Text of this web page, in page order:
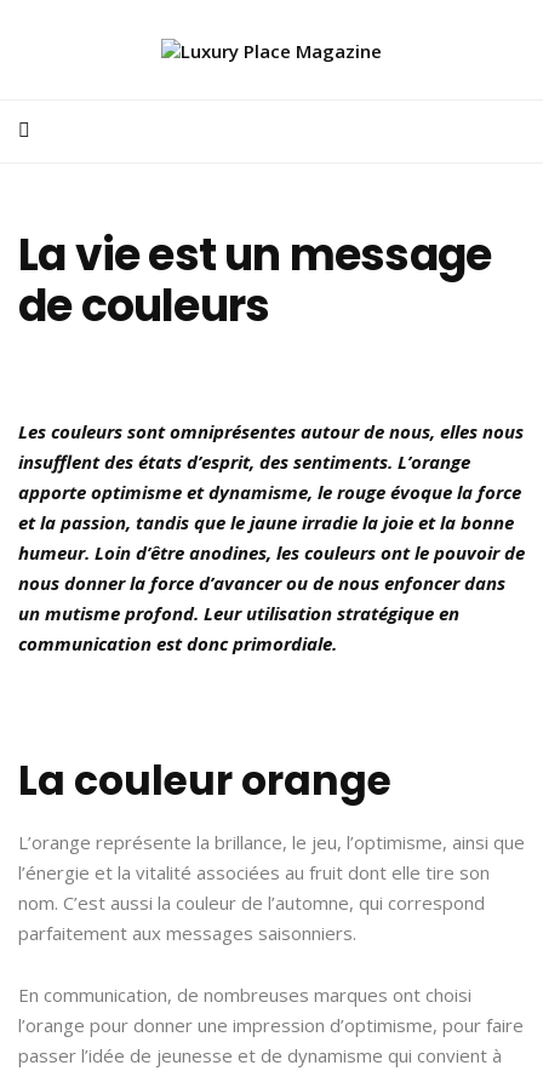
La vie est un message
de couleurs
Les couleurs sont omniprésentes autour de nous, elles nous
insufflent des états d’esprit, des sentiments. L’orange
apporte optimisme et dynamisme, le rouge évoque la force
et la passion, tandis que le jaune irradie la joie et la bonne
humeur. Loin d’être anodines, les couleurs ont le pouvoir de
nous donner la force d’avancer ou de nous enfoncer dans
un mutisme profond. Leur utilisation stratégique en
communication est donc primordiale.
La couleur orange
L’orange représente la brillance, le jeu, l’optimisme, ainsi que
l’énergie et la vitalité associées au fruit dont elle tire son
nom. C’est aussi la couleur de l’automne, qui correspond
parfaitement aux messages saisonniers.
En communication, de nombreuses marques ont choisi
l’orange pour donner une impression d’optimisme, pour faire
passer l’idée de jeunesse et de dynamisme qui convient à